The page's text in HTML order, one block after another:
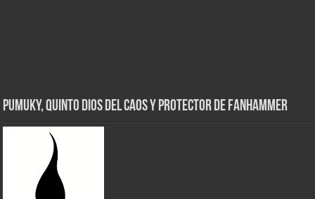
Pumuky, Quinto Dios del Caos y Protector de FanHammer